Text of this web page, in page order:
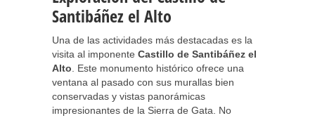
Santibáñez el Alto
Una de las actividades más destacadas es la
visita al imponente Castillo de Santibáñez el
Alto . Este monumento histórico ofrece una
ventana al pasado con sus murallas bien
conservadas y vistas panorámicas
impresionantes de la Sierra de Gata. No